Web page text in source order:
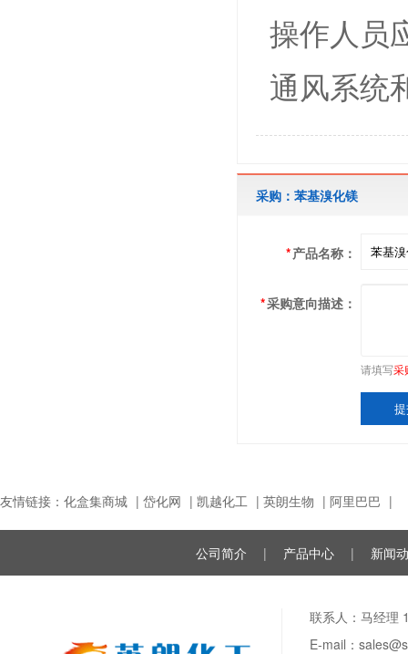
操作人员
通风系统
采购：苯基溴化镁
*产品名称：
*采购意向描述：
请填写采
友情链接： 化盒集商城 | 岱化网 | 凯越化工 | 英朗生物 | 阿里巴巴 |
公司简介 | 产品中心 | 新闻
联系人：马经理
E-mail：